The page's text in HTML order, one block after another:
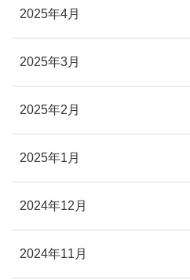
2025年4月
2025年3月
2025年2月
2025年1月
2024年12月
2024年11月